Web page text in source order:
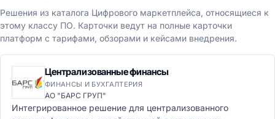
Решения из каталога Цифрового маркетплейса, относящиеся к
этому классу ПО. Карточки ведут на полные карточки
платформ с тарифами, обзорами и кейсами внедрения.
Централизованные финансы
ФИНАНСЫ И БУХГАЛТЕРИЯ
АО "БАРС ГРУП"
Интегрированное решение для централизованного